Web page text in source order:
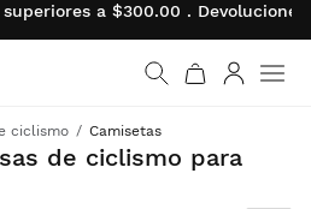
superiores a $300.00 .
de inicio
ciclismo Camisetas
de ciclismo para